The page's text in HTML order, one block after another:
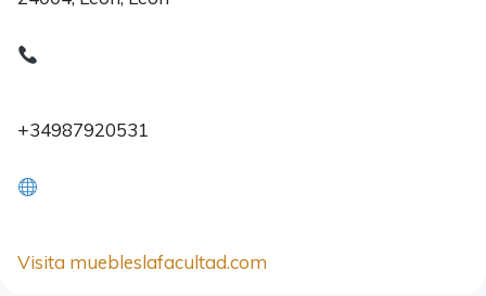
+34987920531
Visita muebleslafacultad.com